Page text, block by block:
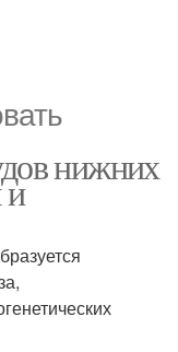
нижних
и